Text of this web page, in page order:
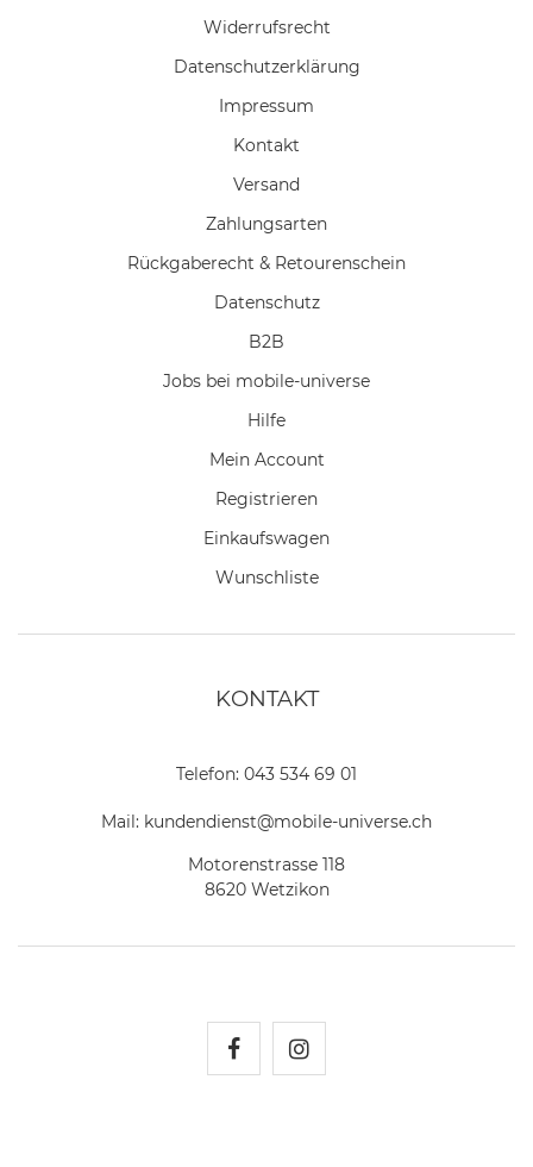
Widerrufs­recht
Daten­schutz­erklärung
Impressum
Kontakt
Versand
Zahlungsarten
Rückgaberecht & Retourenschein
Datenschutz
B2B
Jobs bei mobile-universe
Hilfe
Mein Account
Registrieren
Einkaufswagen
Wunschliste
KONTAKT
Telefon: 043 534 69 01
Mail: kundendienst@mobile-universe.ch
Motorenstrasse 118
8620 Wetzikon